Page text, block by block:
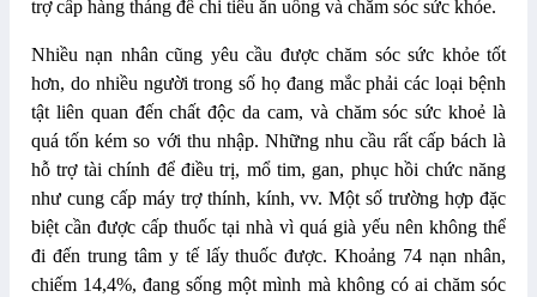
trợ cấp hàng tháng để chi tiêu ăn uống và chăm sóc sức khỏe.
Nhiều nạn nhân cũng yêu cầu được chăm sóc sức khỏe tốt
hơn, do nhiều người trong số họ đang mắc phải các loại bệnh
tật liên quan đến chất độc da cam, và chăm sóc sức khoẻ là
quá tốn kém so với thu nhập. Những nhu cầu rất cấp bách là
hỗ trợ tài chính để điều trị, mổ tim, gan, phục hồi chức năng
như cung cấp máy trợ thính, kính, vv. Một số trường hợp đặc
biệt cần được cấp thuốc tại nhà vì quá già yếu nên không thể
đi đến trung tâm y tế lấy thuốc được. Khoảng 74 nạn nhân,
chiếm 14,4%, đang sống một mình mà không có ai chăm sóc